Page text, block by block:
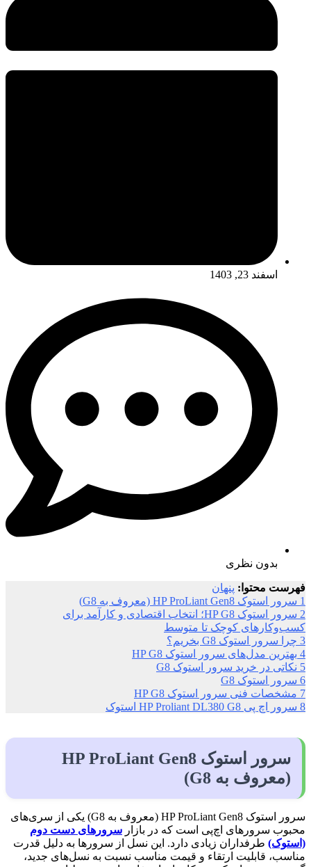
اسفند 23, 1403
بدون نظری
فهرست محتوا: پنهان
1 سرور استوک HP ProLiant Gen8 (معروف به G8)
2
سرور استوک HP G8؛ انتخاب اقتصادی و کارآمد برای
کسب‌وکارهای کوچک تا متوسط
3 چرا سرور استوک G8 بخریم؟
4 بهترین مدل‌های سرور استوک HP G8
5 نکاتی در خرید سرور استوک G8
6 سرور استوک G8
7 مشخصات فنی سرور استوک HP G8
8 سرور اچ پی HP Proliant DL380 G8 استوک
سرور استوک HP ProLiant Gen8
(معروف به G8)
سرور استوک HP ProLiant Gen8 (معروف به G8) یکی از سری‌های
محبوب سرورهای اچ‌پی است که در بازار سرورهای دست دوم
(استوک) طرفداران زیادی دارد. این نسل از سرورها به دلیل قدرت
مناسب، قابلیت ارتقاء و قیمت مناسب نسبت به نسل‌های جدید،